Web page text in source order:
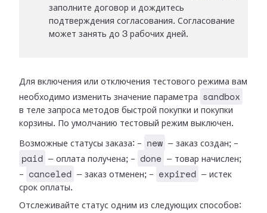
заполните договор и дождитесь
подтверждения согласования. Согласование
может занять до 3 рабочих дней.
Для включения или отключения тестового режима вам
необходимо изменить значение параметра
sandbox
в теле запроса методов быстрой покупки и покупки
корзины. По умолчанию тестовый режим выключен.
Возможные статусы заказа: - new — заказ создан; -
paid — оплата получена; - done — товар начислен;
-
canceled — заказ отменен; - expired — истек
срок оплаты.
Отслеживайте статус одним из следующих способов: